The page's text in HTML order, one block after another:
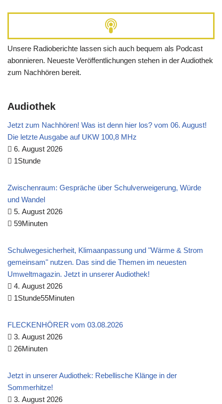
Unsere Radioberichte lassen sich auch bequem als Podcast
abonnieren. Neueste Veröffentlichungen stehen in der Audiothek
zum Nachhören bereit.
Audiothek
Jetzt zum Nachhören! Was ist denn hier los? vom 06. August!
Die letzte Ausgabe auf UKW 100,8 MHz
6. August 2026
1Stunde
Zwischenraum: Gespräche über Schulverweigerung, Würde
und Wandel
5. August 2026
59Minuten
Schulwegesicherheit, Klimaanpassung und "Wärme & Strom
gemeinsam" nutzen. Das sind die Themen im neuesten
Umweltmagazin. Jetzt in unserer Audiothek!
4. August 2026
1Stunde55Minuten
FLECKENHÖRER vom 03.08.2026
3. August 2026
26Minuten
Jetzt in unserer Audiothek: Rebellische Klänge in der
Sommerhitze!
3. August 2026